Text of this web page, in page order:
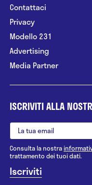
Contattaci
Privacy
Modello 231
Advertising
Media Partner
ISCRIVITI ALLA
Consulta la nostra
trattamento dei tuoi dati.